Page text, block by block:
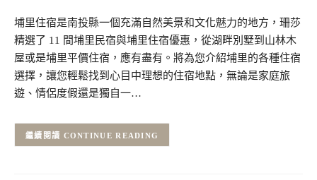
埔里住宿是南投縣一個充滿自然美景和文化魅力的地方，珊莎
精選了 11 間埔里民宿與埔里住宿優惠，從湖畔別墅到山林木
屋或是埔里平價住宿，應有盡有。將為您介紹埔里的各種住宿
選擇，讓您輕鬆找到心目中理想的住宿地點，無論是家庭旅
遊、情侶度假還是獨自一…
CONTINUE READING